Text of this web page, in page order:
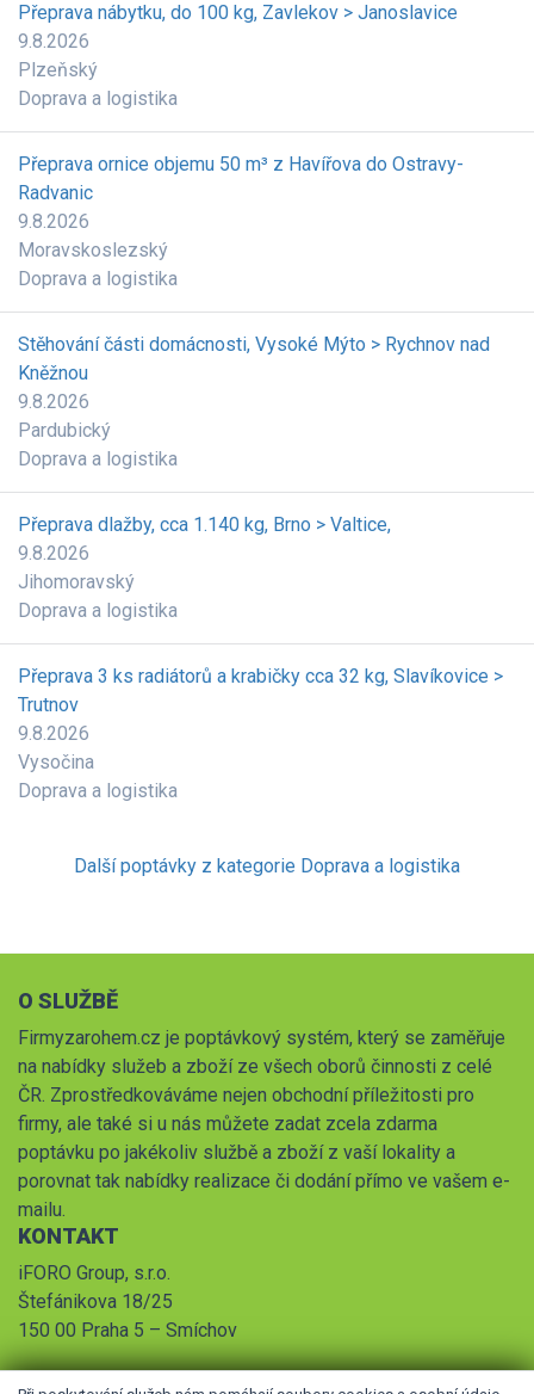
Přeprava nábytku, do 100 kg, Zavlekov > Janoslavice
9.8.2026
Plzeňský
Doprava a logistika
Přeprava ornice objemu 50 m³ z Havířova do Ostravy-
Radvanic
9.8.2026
Moravskoslezský
Doprava a logistika
Stěhování části domácnosti, Vysoké Mýto > Rychnov nad
Kněžnou
9.8.2026
Pardubický
Doprava a logistika
Přeprava dlažby, cca 1.140 kg, Brno > Valtice,
9.8.2026
Jihomoravský
Doprava a logistika
Přeprava 3 ks radiátorů a krabičky cca 32 kg, Slavíkovice >
Trutnov
9.8.2026
Vysočina
Doprava a logistika
Další poptávky z kategorie Doprava a logistika
O SLUŽBĚ
Firmyzarohem.cz je poptávkový systém, který se zaměřuje
na nabídky služeb a zboží ze všech oborů činnosti z celé
ČR. Zprostředkováváme nejen obchodní příležitosti pro
firmy, ale také si u nás můžete zadat zcela zdarma
poptávku po jakékoliv službě a zboží z vaší lokality a
porovnat tak nabídky realizace či dodání přímo ve vašem e-
mailu.
KONTAKT
iFORO Group, s.r.o.
Štefánikova 18/25
150 00 Praha 5 – Smíchov